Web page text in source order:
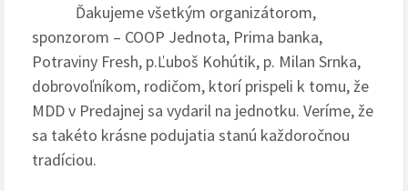
Ďakujeme všetkým organizátorom,
sponzorom – COOP Jednota, Prima banka,
Potraviny Fresh, p.Ľuboš Kohútik, p. Milan Srnka,
dobrovoľníkom, rodičom, ktorí prispeli k tomu, že
MDD v Predajnej sa vydaril na jednotku. Veríme, že
sa takéto krásne podujatia stanú každoročnou
tradíciou.